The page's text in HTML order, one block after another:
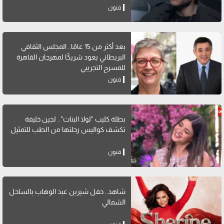
فنون
بعد أكثر من 15 عامًا.. المجلس الثقافي
البريطاني يعود شريكًا لمهرجان القاهرة
للمسرح التجريبي
فنون
بطلة كليب "لولا البنات".. لجين خليفة
تكشف كواليس رحلتها من الطب للتمثيل
فنون
شاهد.. حفل شيرين عبد الوهاب بالساحل
الشمالي